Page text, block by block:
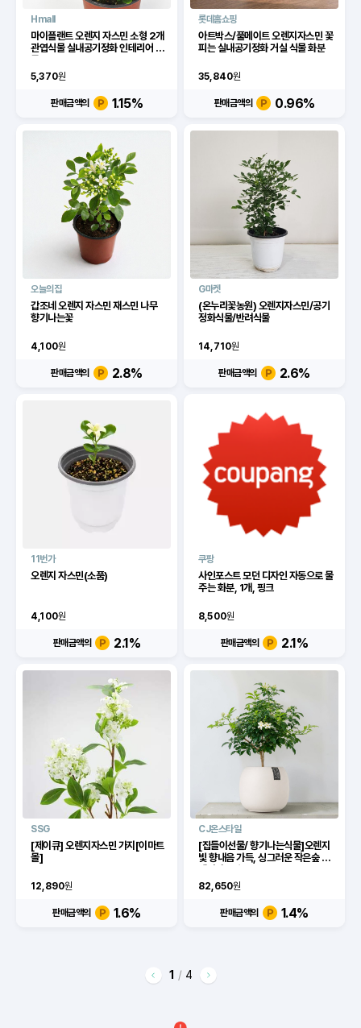
Hmall
마이플랜트 오렌지 자스민 소형 2개
관엽식물 실내공기정화 인테리어 식
5,370원
판매금액의 1.15%
롯데홈쇼핑
아트박스/풀메이트 오렌지자스민 꽃
피는 실내공기정화 거실 식물 화분
35,840원
판매금액의 0.96%
오늘의집
갑조네 오렌지 자스민 재스민 나무
향기나는꽃
4,100원
판매금액의 2.8%
G마켓
(온누리꽃농원) 오렌지자스민/공기
정화식물/반려식물
14,710원
판매금액의 2.6%
11번가
오렌지 자스민(소품)
4,100원
판매금액의 2.1%
쿠팡
사인포스트 모던 디자인 자동으로 물
주는 화분, 1개, 핑크
8,500원
판매금액의 2.1%
SSG
[제이큐] 오렌지자스민 가지[이마트
몰]
12,890원
판매금액의 1.6%
CJ온스타일
[집들이선물/ 향기나는식물]오렌지
빛 향내음 가득, 싱그러운 작은숲 오
82,650원
판매금액의 1.4%
1 / 4